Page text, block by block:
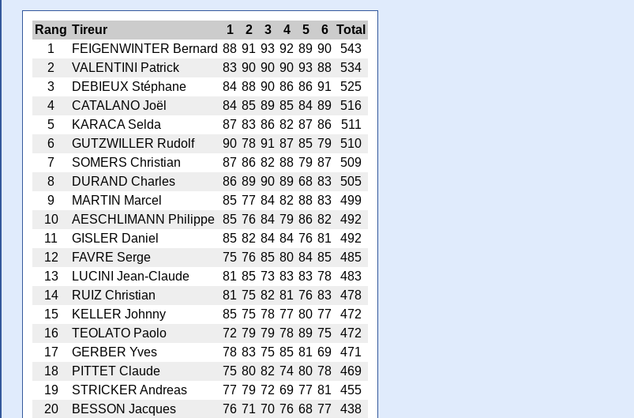
Rang Tireur 1 2 3 4 5 6
Total
1
FEIGENWINTER Bernard 88 91 93 92 89 90
543
2
VALENTINI Patrick 83 90 90 90 93 88
534
3
DEBIEUX Stéphane 84 88 90 86 86 91
525
4
CATALANO Joël 84 85 89 85 84 89
516
5
KARACA Selda 87 83 86 82 87 86
511
6
GUTZWILLER Rudolf 90 78 91 87 85 79
510
7
SOMERS Christian 87 86 82 88 79 87
509
8
DURAND Charles 86 89 90 89 68 83
505
9
MARTIN Marcel 85 77 84 82 88 83
499
10
AESCHLIMANN Philippe 85 76 84 79 86 82
492
11
GISLER Daniel 85 82 84 84 76 81
492
12
FAVRE Serge 75 76 85 80 84 85
485
13
LUCINI Jean-Claude 81 85 73 83 83 78
483
14
RUIZ Christian 81 75 82 81 76 83
478
15
KELLER Johnny 85 75 78 77 80 77
472
16
TEOLATO Paolo 72 79 79 78 89 75
472
17
GERBER Yves 78 83 75 85 81 69
471
18
PITTET Claude 75 80 82 74 80 78
469
19
STRICKER Andreas 77 79 72 69 77 81
455
20
BESSON Jacques 76 71 70 76 68 77
438